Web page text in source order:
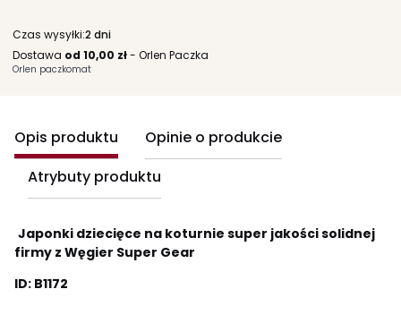
Czas wysyłki:2 dni
Dostawa od 10,00 zł- Orlen Paczka
Orlen paczkomat
Opis produktu
Opinie o produkcie
Atrybuty produktu
Japonki dziecięce na koturnie super jakości solidnej
firmy z Węgier Super Gear
ID: B1172